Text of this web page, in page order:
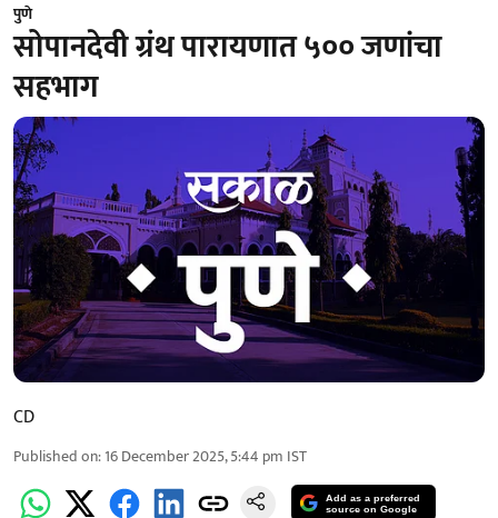
पुणे
सोपानदेवी ग्रंथ पारायणात ५०० जणांचा
सहभाग
CD
Published on:16 December 2025, 5:44 pm IST
Add as a preferred
source on Google